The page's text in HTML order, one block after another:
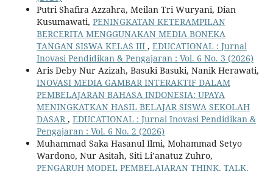
Putri Shafira Azzahra, Meilan Tri Wuryani, Dian
Kusumawati, PENINGKATAN KETERAMPILAN
BERCERITA MENGGUNAKAN MEDIA BONEKA
TANGAN SISWA KELAS III , EDUCATIONAL : Jurnal
Inovasi Pendidikan & Pengajaran : Vol. 6 No. 3 (2026)
Aris Deby Nur Azizah, Basuki Basuki, Nanik Herawati,
INOVASI MEDIA GAMBAR INTERAKTIF DALAM
PEMBELAJARAN BAHASA INDONESIA: UPAYA
MENINGKATKAN HASIL BELAJAR SISWA SEKOLAH
DASAR, EDUCATIONAL : Jurnal Inovasi Pendidikan &
Pengajaran : Vol. 6 No. 2 (2026)
Muhammad Saka Hasanul Ilmi, Mohammad Setyo
Wardono, Nur Asitah, Siti Li’anatuz Zuhro,
PENGARUH MODEL PEMBELAJARAN THINK, TALK,